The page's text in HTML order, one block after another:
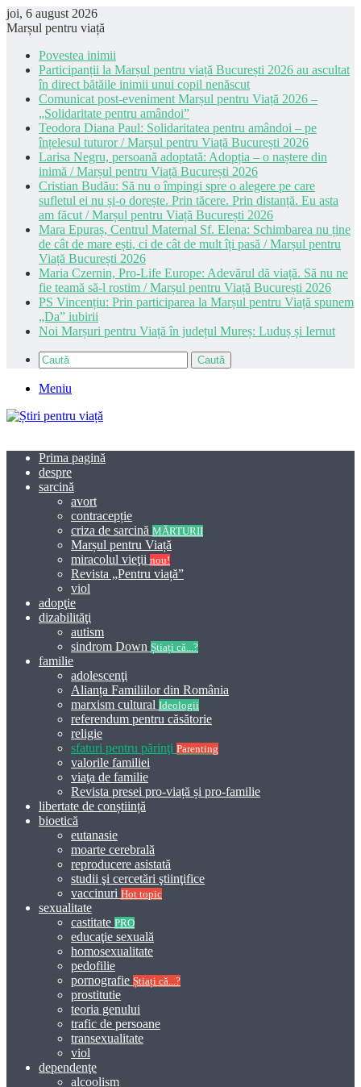
joi, 6 august 2026
Marșul pentru viață
Povestea inimii
Participanții la Marșul pentru viață București 2026 au ascultat
în direct bătăile inimii unui copil nenăscut
Comunicat post-eveniment Marșul pentru Viață 2026 –
„Solidaritate pentru amândoi”
Teodora Diana Paul: Solidaritatea pentru amândoi – pe
înțelesul tuturor / Marșul pentru Viață București 2026
Larisa Negru, persoană adoptată: Adopția – o naștere din
inimă / Marșul pentru Viață București 2026
Cristian Budău: Să nu o împingi spre o alegere pe care
sufletul ei nu și-o dorește. Prin tăcere. Prin distanță. Eu asta
am făcut / Marșul pentru Viață București 2026
Mara Epuraș, Centrul Maternal Sf. Elena: Schimbarea nu ține
de cât de mare ești, ci de cât de mult îți pasă / Marșul pentru
Viață București 2026
Maria Czernin, Pro-Life Europe: Adevărul dă viață. Să nu ne
fie teamă să-l rostim / Marșul pentru Viață București 2026
PS Vincențiu: Prin participarea la Marșul pentru Viață spunem
„Da” iubirii
Noi Marșuri pentru Viață în județul Mureș: Luduș și Iernut
Caută
Meniu
Prima pagină
despre
sarcină
avort
contracepție
criza de sarcină MĂRTURII
Marșul pentru Viață
miracolul vieţii nou!
Revista „Pentru viață”
viol
adopţie
dizabilităţi
autism
sindrom Down Știați că...?
familie
adolescenţi
Alianța Familiilor din România
marxism cultural Ideologii
referendum pentru căsătorie
religie
sfaturi pentru părinţi Parenting
valorile familiei
viaţa de familie
Revista presei pro-viață și pro-familie
libertate de conștiință
bioetică
eutanasie
moarte cerebrală
reproducere asistată
studii şi cercetări ştiinţifice
vaccinuri Hot topic
sexualitate
castitate PRO
educaţie sexuală
homosexualitate
pedofilie
pornografie Știați că...?
prostitutie
teoria genului
trafic de persoane
transexualitate
viol
dependenţe
alcoolism